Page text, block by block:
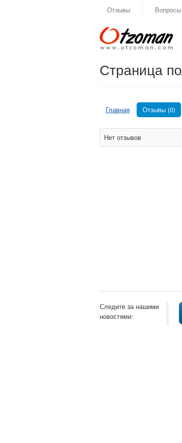
Отзывы Вопросы
Страница
Главная Отзывы (0)
Нет отзывов
Следите за нашими
новостями: